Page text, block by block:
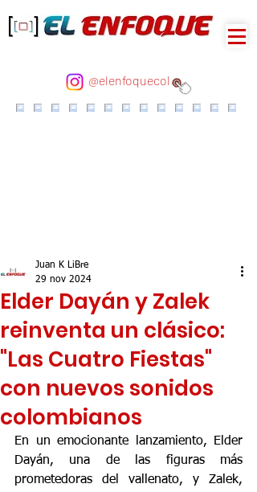
@elenfoquecol
Elder Dayán y Zalek
reinventa un clásico:
"Las Cuatro Fiestas"
con nuevos sonidos
colombianos
Juan K LiBre
29 nov 2024
En un emocionante lanzamiento, Elder
Dayán, una de las figuras más
prometedoras del vallenato, y Zalek,